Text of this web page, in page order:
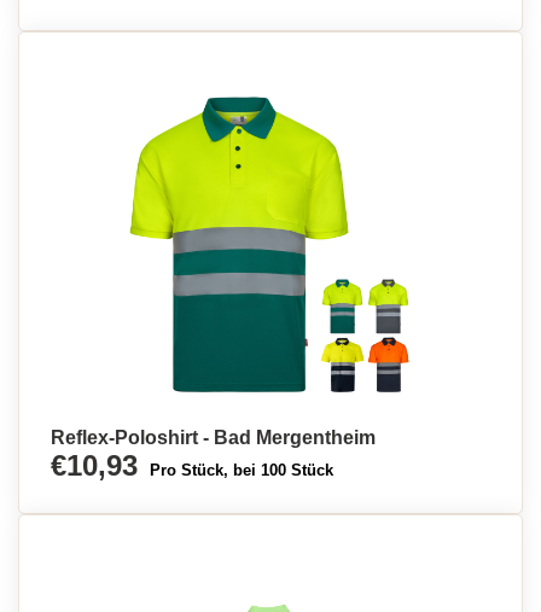
Reflex-Poloshirt - Bad Mergentheim
€10,93 Pro Stück, bei 100 Stück